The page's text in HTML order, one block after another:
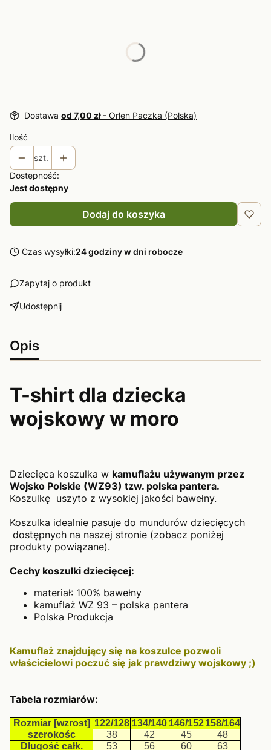
Dostawa od 7,00 zł - Orlen Paczka (Polska)
Ilość
szt.
Dostępność:
Jest dostępny
Dodaj do koszyka
Czas wysyłki:24 godziny w dni robocze
Zapytaj o produkt
Udostępnij
Opis
T-shirt dla dziecka
wojskowy w moro
Dziecięca koszulka w kamuflażu używanym przez
Wojsko Polskie (WZ93) tzw. polska pantera.
Koszulkę uszyto z wysokiej jakości bawełny.
Koszulka idealnie pasuje do mundurów dziecięcych
dostępnych na naszej stronie (zobacz poniżej
produkty powiązane).
Cechy koszulki dziecięcej:
materiał: 100% bawełny
kamuflaż WZ 93 – polska pantera
Polska Produkcja
Kamuflaż znajdujący się na koszulce pozwoli
właścicielowi poczuć się jak prawdziwy wojskowy ;)
Tabela rozmiarów:
Rozmiar [wzrost] 122/128 134/140 146/152 158/164
szerokośc
38 42 45
48
Długość całk.
53 56 60 63